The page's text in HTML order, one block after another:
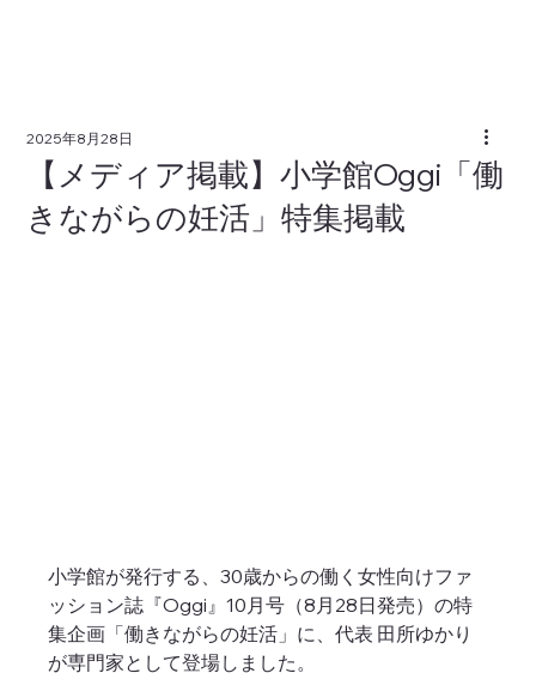
【メディア掲載】小学館Oggi「働
きながらの妊活」特集掲載
2025年8月28日
小学館が発行する、30歳からの働く女性向けファ
ッション誌『Oggi』10月号（8月28日発売）の特
集企画「働きながらの妊活」に、代表 田所ゆかり
が専門家として登場しました。